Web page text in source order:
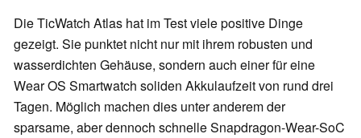
Die TicWatch Atlas hat im Test viele positive Dinge
gezeigt. Sie punktet nicht nur mit ihrem robusten und
wasserdichten Gehäuse, sondern auch einer für eine
Wear OS Smartwatch soliden Akkulaufzeit von rund drei
Tagen. Möglich machen dies unter anderem der
sparsame, aber dennoch schnelle Snapdragon-Wear-SoC